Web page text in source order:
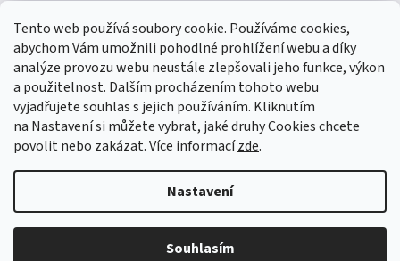
Tento web používá soubory cookie. Používáme cookies,
abychom Vám umožnili pohodlné prohlížení webu a díky
analýze provozu webu neustále zlepšovali jeho funkce, výkon
a použitelnost. Dalším procházením tohoto webu
vyjadřujete souhlas s jejich používáním. Kliknutím
na Nastavení si můžete vybrat, jaké druhy Cookies chcete
povolit nebo zakázat. Více informacízde.
Nastavení
Souhlasím
Přijímáme online platby
Copyright 2026GASTRO HOLDING CANDOLA, s. r. o.. Všechna
práva vyhrazena.Upravit nastavení cookies